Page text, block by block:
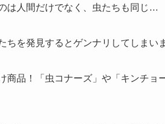
は人間だけでなく、虫たちも同じ…
を発見するとゲンナリしてしまい
商品！「虫コナーズ」や「キンチョ